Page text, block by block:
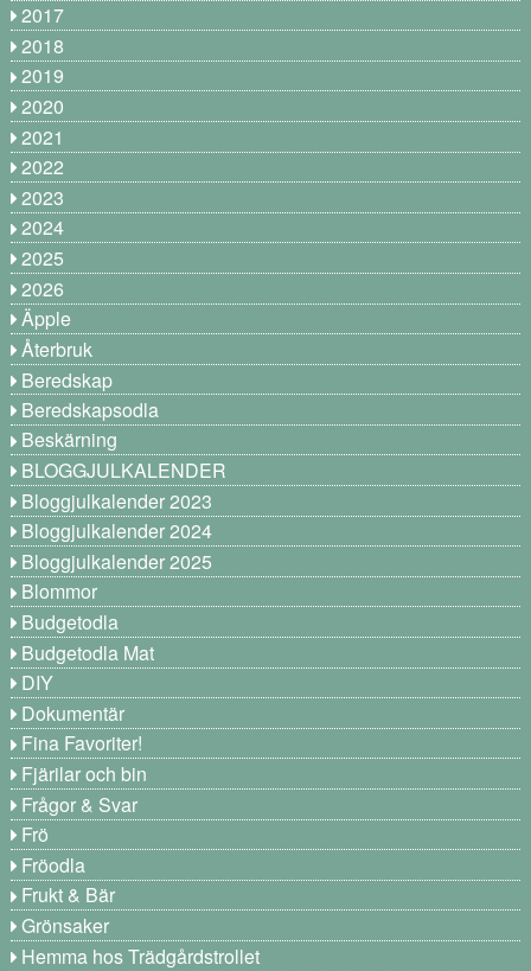
2017
2018
2019
2020
2021
2022
2023
2024
2025
2026
Äpple
Återbruk
Beredskap
Beredskapsodla
Beskärning
BLOGGJULKALENDER
Bloggjulkalender 2023
Bloggjulkalender 2024
Bloggjulkalender 2025
Blommor
Budgetodla
Budgetodla Mat
DIY
Dokumentär
Fina Favoriter!
Fjärilar och bin
Frågor & Svar
Frö
Fröodla
Frukt & Bär
Grönsaker
Hemma hos Trädgårdstrollet